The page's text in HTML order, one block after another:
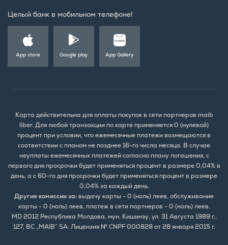
Целый банк в мобильном телефоне!
App store Google play App Gallery
Карта действительна для оплаты покупок в сети партнеров maib
liber. Для любой транзакции по карте применяется 0 (нулевой)
процент при условии, что ежемесячные платежи возмещаются в
соответствии с планом не позднее 16-го числа месяца. В случае
неуплаты ежемесячных платежей согласно плану погашения, с
первого дня просрочки будет применяться процент в размере 0,04% в
день, а с 60-го дня просрочки будет применяться процент в размере
0,04% за каждый день.
Другие комиссии за:выдачу карты - 0 (ноль) леев, обслуживание
карты - 0 (ноль) леев, платеж в сети партнеров - 0 (ноль) леев.
MD 2012 Республика Молдова, мун. Кишинэу, ул. 31 Августа 1989 г.,
127, BC „MAIB” SA. Лицензия № CNPF 000828 от 28 января 2015 г.